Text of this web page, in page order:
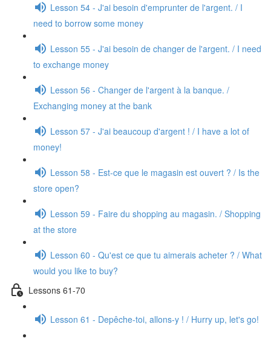
Lesson 54 - J'ai besoin d'emprunter de l'argent. / I
need to borrow some money
Lesson 55 - J'ai besoin de changer de l'argent. / I need
to exchange money
Lesson 56 - Changer de l'argent à la banque. /
Exchanging money at the bank
Lesson 57 - J'ai beaucoup d'argent ! / I have a lot of
money!
Lesson 58 - Est-ce que le magasin est ouvert ? / Is the
store open?
Lesson 59 - Faire du shopping au magasin. / Shopping
at the store
Lesson 60 - Qu'est ce que tu aimerais acheter ? / What
would you like to buy?
Lessons 61-70
Lesson 61 - Depêche-toi, allons-y ! / Hurry up, let's go!